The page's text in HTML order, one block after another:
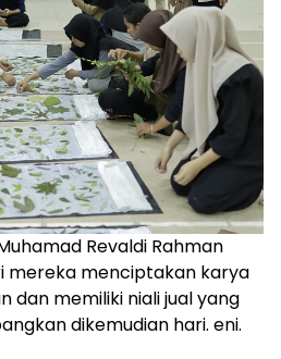
Revaldi Rahman
mereka menciptakan karya
dan memiliki niali jual yang
dikemudian hari. eni.